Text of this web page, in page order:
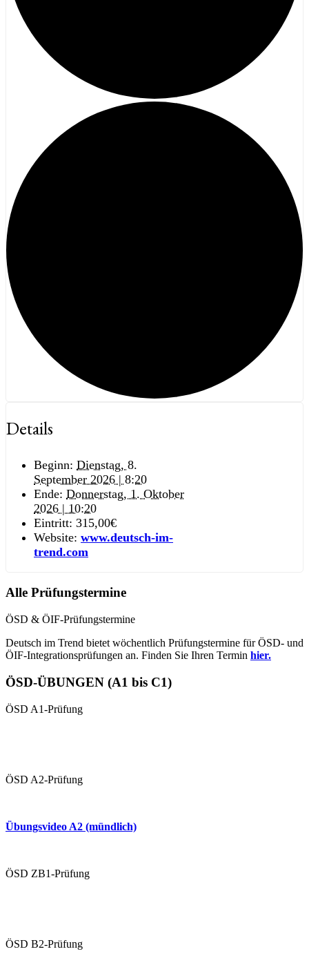
Details
Beginn: Dienstag, 8.
September 2026 | 8:20
Ende: Donnerstag, 1. Oktober
2026 | 10:20
Eintritt: 315,00€
Website: www.deutsch-im-
trend.com
Alle Prüfungstermine
ÖSD & ÖIF-Prüfungstermine
Deutsch im Trend bietet wöchentlich Prüfungstermine für ÖSD- und
ÖIF-Integrationsprüfungen an. Finden Sie Ihren Termin hier.
ÖSD-ÜBUNGEN (A1 bis C1)
ÖSD A1-Prüfung
ÖSD A2-Prüfung
Übungsvideo A2 (mündlich)
ÖSD ZB1-Prüfung
ÖSD B2-Prüfung